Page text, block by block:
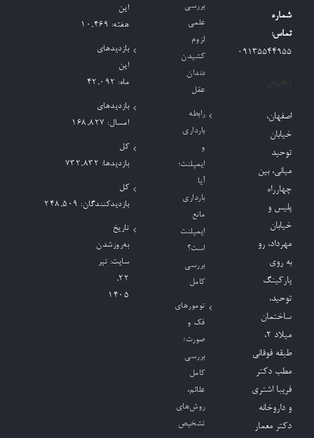
شماره
تماس:
09135544955
اصفهان،
خیابان
توحید
میانی، بین
چهارراه
پلیس و
خیابان
مهرداد، رو
به روی
پارکینگ
توحید،
ساختمان
میلاد ٢،
طبقه فوقانی
مطب دکتر
فریبا اشتری
و داروخانه
دکتر معمار
بررسی
علمی
لزوم
کشیدن
دندان
عقل
رابطه
بارداری
و
ایمپلنت؛
آیا
بارداری
مانع
ایمپلنت
است؟
بررسی
کامل
تومورهای
فک و
صورت؛
بررسی
کامل
علائم،
روش‌های
تشخیص
این
هفته: 10,469
بازدیدهای
این
ماه: 42,092
بازدیدهای
امسال: 168,827
کل
بازدیدها: 732,832
کل
بازدیدکنند‌گان: 248,509
تاریخ
به‌روزشدن
سایت: تیر
۲۲,
۱۴۰۵